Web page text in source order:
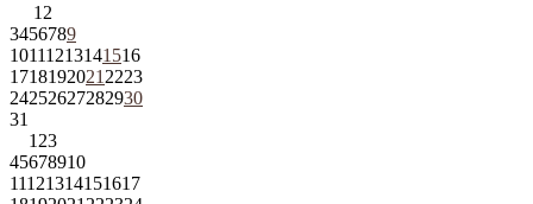
1 2
3456789
10111213141516
1718192021 2223
24252627282930
31
1 23
45678910
11121314151617